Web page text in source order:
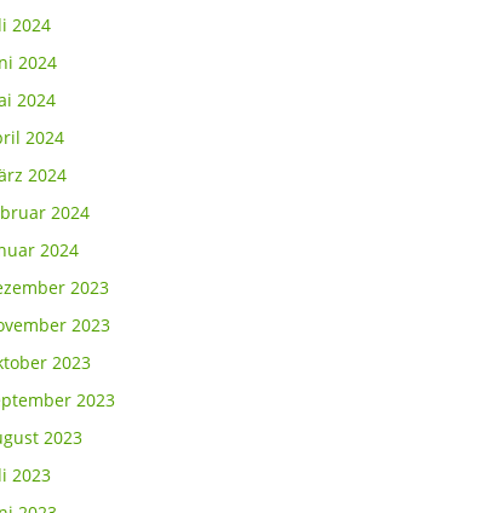
2024
2024
2024
2024
2024
2024
2024
2023
2023
2023
2023
2023
2023